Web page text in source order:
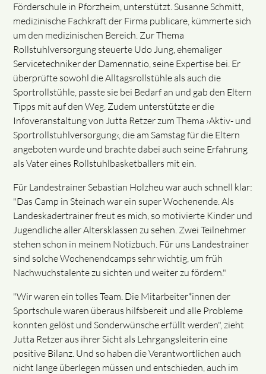
Förderschule in Pforzheim, unterstützt. Susanne Schmitt,
medizinische Fachkraft der Firma publicare, kümmerte sich
um den medizinischen Bereich. Zur Thema
Rollstuhlversorgung steuerte Udo Jung, ehemaliger
Servicetechniker der Damennatio, seine Expertise bei. Er
überprüfte sowohl die Alltagsrollstühle als auch die
Sportrollstühle, passte sie bei Bedarf an und gab den Eltern
Tipps mit auf den Weg. Zudem unterstützte er die
Infoveranstaltung von Jutta Retzer zum Thema ›Aktiv- und
Sportrollstuhlversorgung‹, die am Samstag für die Eltern
angeboten wurde und brachte dabei auch seine Erfahrung
als Vater eines Rollstuhlbasketballers mit ein.
Für Landestrainer Sebastian Holzheu war auch schnell klar:
"Das Camp in Steinach war ein super Wochenende. Als
Landeskadertrainer freut es mich, so motivierte Kinder und
Jugendliche aller Altersklassen zu sehen. Zwei Teilnehmer
stehen schon in meinem Notizbuch. Für uns Landestrainer
sind solche Wochenendcamps sehr wichtig, um früh
Nachwuchstalente zu sichten und weiter zu fördern."
"Wir waren ein tolles Team. Die Mitarbeiter*innen der
Sportschule waren überaus hilfsbereit und alle Probleme
konnten gelöst und Sonderwünsche erfüllt werden", zieht
Jutta Retzer aus ihrer Sicht als Lehrgangsleiterin eine
positive Bilanz. Und so haben die Verantwortlichen auch
nicht lange überlegen müssen und entschieden, auch im